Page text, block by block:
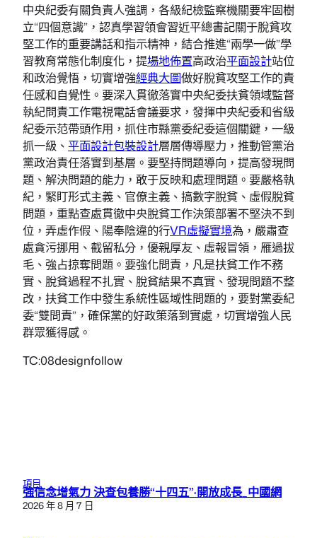
中央紀委有關負責人強調，各級紀檢監察機關要牢固樹
立“四個意識”，認真學習領會習近平總書記關于脫貧攻
堅工作的重要講話和指示精神，結合推進“兩學一做”學
習教育常態化制度化，提場地佈置高政治平面設計站位
和政治覺悟，切實增強經典大圖做好脫貧攻堅工作的責
任感和自覺性。要深入貫徹落實中央紀委扶貧領域監督
執紀問責工作電視電話會議要求，發揮中央紀委和省級
紀委示范帶頭作用，抓住市縣黨委紀委這個關鍵，一級
抓一級、 平面設計包裝設計層層傳導壓力，推動管黨治
黨政治責任落實到基層。要堅持問題導向，提高發現問
題、解決問題的能力，敢于反映和處理問題。要嚴格執
紀，緊盯形式主義、官僚主義、搞數字脫貧、虛假脫貧
問題，重點查處貫徹中央脫貧工作決策部署不堅決不到
位，弄虛作假、陽奉陰違的行VR虛擬實境為，嚴肅查
處貪污挪用、截留私分，優親厚友、虛報冒領，雁過拔
毛、強占掠奪問題。要強化問責，凡是扶貧工作不務
實、脫貧過程不扎實、脫貧結果不真實、發現問題不整
改，扶貧工作中發生系統性區域性問題的，要對黨委紀
委“雙問責”，確保黨的好政策落到實處，切實增強人民
群眾獲得感。
TC:08designfollow
項目
強信念增氣力 決查包養勝“十四五”·開放成長_中國網
2026 年 8 月 7 日